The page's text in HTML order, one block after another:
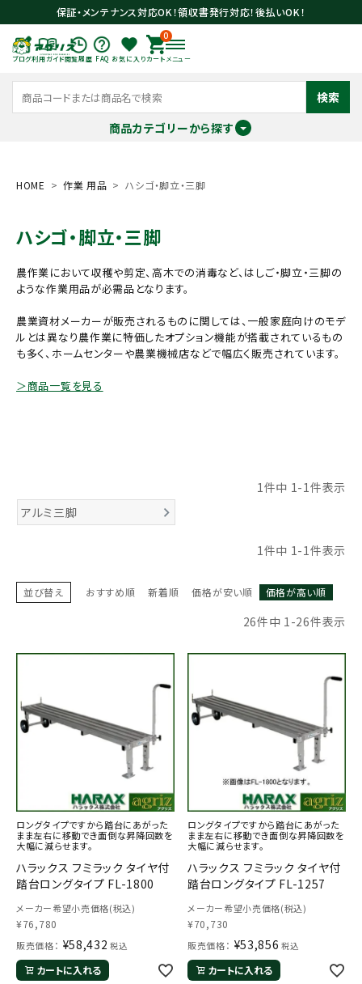
保証・メンテナンス対応OK！領収書発行対応！後払いOK！
ブログ利用ガイド閲覧履歴 FAQ お気に入り
0
カート メニュー
検索
商品カテゴリーから探す
meeting_room ログイン person 会員登録
お気に入り一覧
農業資材
補修部品
利用ガイド FAQ
メールでのお問い合わせ
FAXでのご注文
0739-72-4532
24時間受付
HOME 作業 用品 ハシゴ・脚立・三脚
ハシゴ・脚立・三脚
農作業において収穫や剪定、高木での消毒など、はしご・脚立・三脚の
ような作業用品が必需品となります。
農業資材メーカーが販売されるものに関しては、一般家庭向けのモデ
ルとは異なり農作業に特価したオプション機能が搭載されているもの
も多く、ホームセンターや農業機械店などで幅広く販売されています。
＞商品一覧を見る
1件中 1-1件表示
アルミ三脚
1件中 1-1件表示
並び替え おすすめ順 新着順 価格が安い順 価格が高い順
26件中 1-26件表示
ロングタイプですから踏台にあがった
まま左右に移動でき面倒な昇降回数を
大幅に減らせます。
ハラックス フミラック タイヤ付
踏台ロングタイプ FL-1800
メーカー希望小売価格(税込)
¥76,780
販売価格： ¥58,432 税込
カートに入れる
ロングタイプですから踏台にあがった
まま左右に移動でき面倒な昇降回数を
大幅に減らせます。
ハラックス フミラック タイヤ付
踏台ロングタイプ FL-1257
メーカー希望小売価格(税込)
¥70,730
販売価格： ¥53,856 税込
カートに入れる